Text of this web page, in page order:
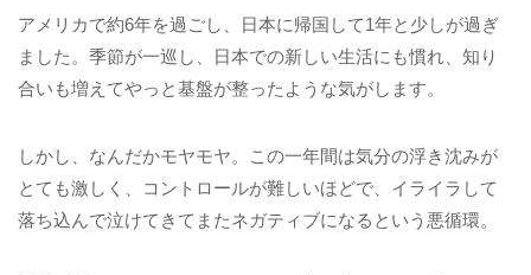
アメリカで約6年を過ごし、日本に帰国して1年と少しが過ぎ
ました。季節が一巡し、日本での新しい生活にも慣れ、知り
合いも増えてやっと基盤が整ったような気がします。
しかし、なんだかモヤモヤ。この一年間は気分の浮き沈みが
とても激しく、コントロールが難しいほどで、イライラして
落ち込んで泣けてきてまたネガティブになるという悪循環。